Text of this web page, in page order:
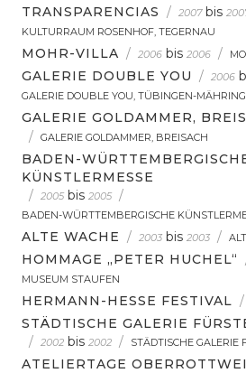
TRANSPARENCIAS / 2007 bis
KULTURRAUM ROSENHOF, TEGERNAU
MOHR-VILLA / 2006 bis 2006 /
GALERIE DOUBLE YOU / 2006
GALERIE DOUBLE YOU, TÜBINGEN-
GALERIE GOLDAMMER,
/ GALERIE GOLDAMMER, BREISACH
BADEN-
KÜNSTLERMESSE
/ 2005 bis 2005 /
BADEN-WÜRTTEMBERGISCHE
ALTE WACHE / 2003 bis 2003 /
HOMMAGE „PETER HUCHEL“
MUSEUM STAUFEN
HERMANN-HESSE FESTIVAL /
STÄDTISCHE GALERIE
/ 2002 bis 2002 / STÄDTISCHE GALERIE
ATELIERTAGE